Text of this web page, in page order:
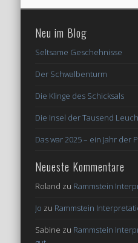
Neu im Blog
Seltsame Geschehnisse
Der Schwalbenturm
Die Klinge des Schicksals
Die Insel der Tausend
Das war 2025 – ein Jahr der
Neueste Kommentare
Roland zu Rammstein
Jo zu Rammstein
Sabine zu Rammstein